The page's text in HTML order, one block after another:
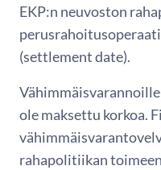
EKP:n neuvoston
(settlement date).
ole maksettu korkoa.
rahapolitiikan